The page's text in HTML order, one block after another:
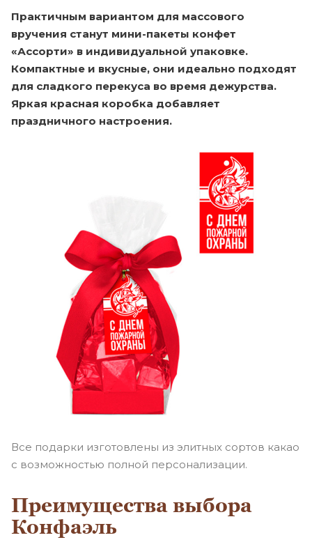
Практичным вариантом для массового
вручения станут мини-пакеты конфет
«Ассорти» в индивидуальной упаковке.
Компактные и вкусные, они идеально подходят
для сладкого перекуса во время дежурства.
Яркая красная коробка добавляет
праздничного настроения.
Все подарки изготовлены из элитных сортов какао
с возможностью полной персонализации.
Преимущества выбора
Конфаэль